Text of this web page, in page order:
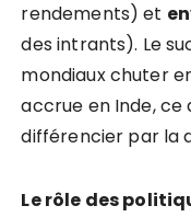
rendements) et
des intrants). Le
mondiaux chuter
accrue en Inde, ce
différencier par la
Le rôle des